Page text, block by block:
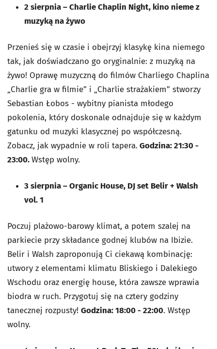
2 sierpnia–Charlie Chaplin Night, kino nieme z
muzyką na żywo
Przenieś się w czasie i obejrzyj klasykę kina niemego
tak, jak doświadczano go oryginalnie: z muzyką na
żywo! Oprawę muzyczną do filmów Charliego Chaplina
„Charlie gra w filmie” i „Charlie strażakiem” stworzy
Sebastian Łobos - wybitny pianista młodego
pokolenia, który doskonale odnajduje się w każdym
gatunku od muzyki klasycznej po współczesną.
Zobacz, jak wypadnie w roli tapera. Godzina: 21:30 -
23:00.Wstęp wolny.
3 sierpnia–Organic House, DJ set Belir + Walsh
vol. 1
Poczuj plażowo-barowy klimat, a potem szalej na
parkiecie przy składance godnej klubów na Ibizie.
Belir i Walsh zaproponują Ci ciekawą kombinację:
utwory z elementami klimatu Bliskiego i Dalekiego
Wschodu oraz energię house, która zawsze wprawia
biodra w ruch. Przygotuj się na cztery godziny
tanecznej rozpusty! Godzina: 18:00 - 22:00. Wstęp
wolny.